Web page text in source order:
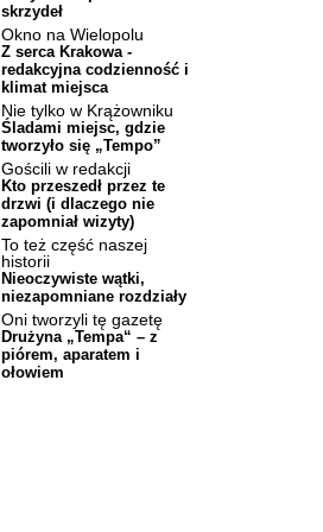
skrzydeł
Okno na Wielopolu
Z serca Krakowa -
redakcyjna codzienność i
klimat miejsca
Nie tylko w Krążowniku
Śladami miejsc, gdzie
tworzyło się „Tempo”
Gościli w redakcji
Kto przeszedł przez te
drzwi (i dlaczego nie
zapomniał wizyty)
To też część naszej
historii
Nieoczywiste wątki,
niezapomniane rozdziały
Oni tworzyli tę gazetę
Drużyna „Tempa“ – z
piórem, aparatem i
ołowiem